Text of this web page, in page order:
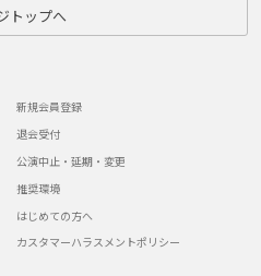
トップへ
新規会員登録
退会受付
公演中止・延期・変更
推奨環境
はじめての方へ
カスタマーハラスメントポリシー